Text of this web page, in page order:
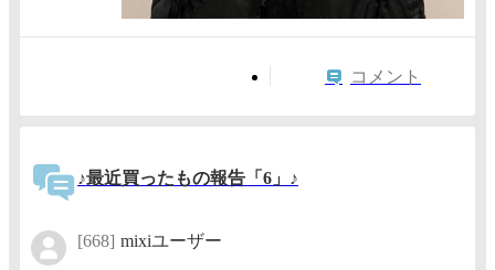
コメント
♪最近買ったもの報告「6」♪
[668] mixiユーザー